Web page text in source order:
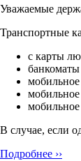
Уважаемые
Транспортные
с карты
В случае, если
Подробнее ››